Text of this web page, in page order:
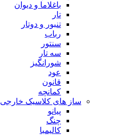
باغلاما و دیوان
تار
تنبور و دوتار
رباب
سنتور
سه تار
شورانگیز
عود
قانون
کمانچه
ساز های کلاسیک خارجی
پیانو
چنگ
کالیمبا